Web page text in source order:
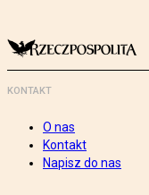
KONTAKT
O nas
Kontakt
Napisz do nas